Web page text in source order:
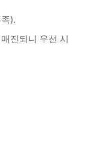
).
진되니 우선 시